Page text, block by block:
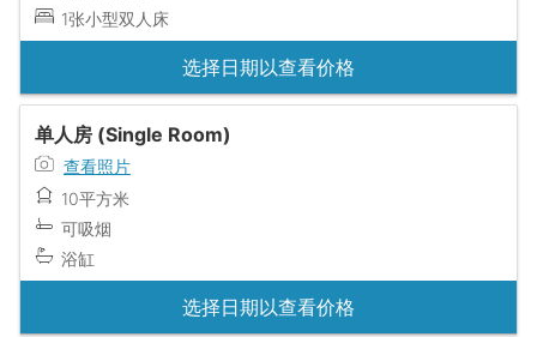
1张小型双人床
选择日期以查看价格
单人房 (Single Room)
查看照片
10平方米
可吸烟
浴缸
选择日期以查看价格